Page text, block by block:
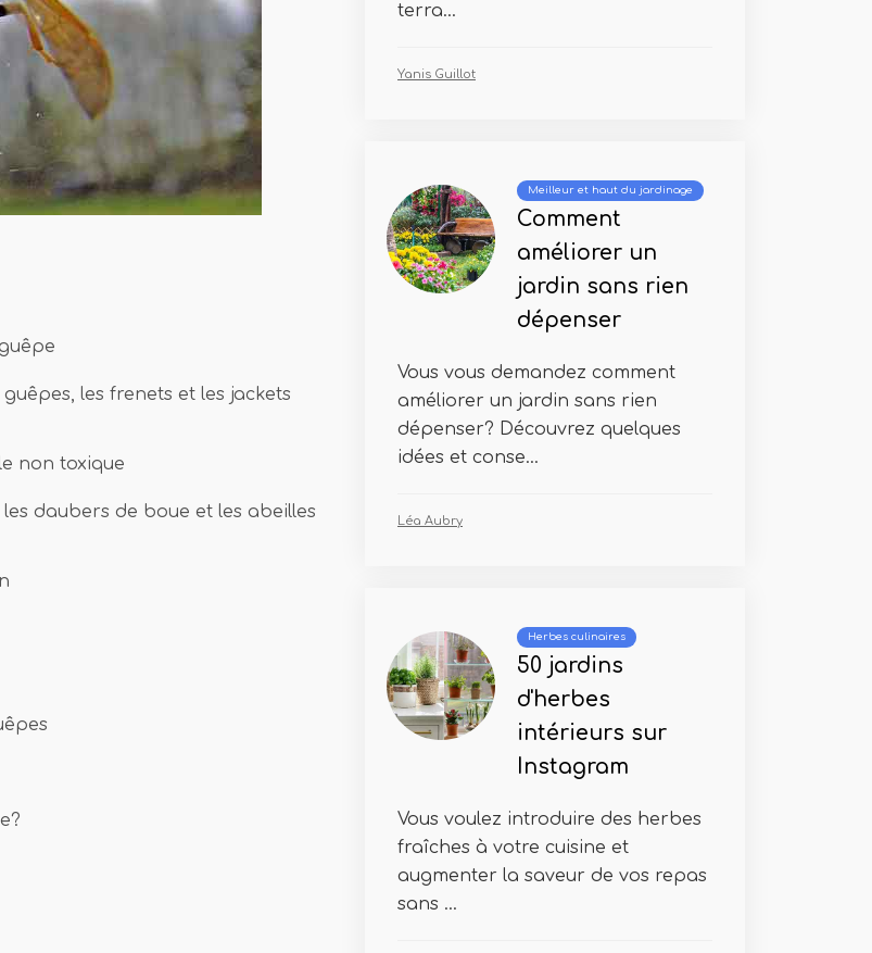
les frenets et les jackets
non toxique
les daubers de boue et les abeilles
terra...
Yanis Guillot
Meilleur et haut du jardinage
Comment
améliorer un
jardin sans rien
dépenser
Vous vous demandez comment
améliorer un jardin sans rien
dépenser? Découvrez quelques
idées et conse...
Léa Aubry
Herbes culinaires
50 jardins
d'herbes
intérieurs sur
Instagram
Vous voulez introduire des herbes
fraîches à votre cuisine et
augmenter la saveur de vos repas
sans ...